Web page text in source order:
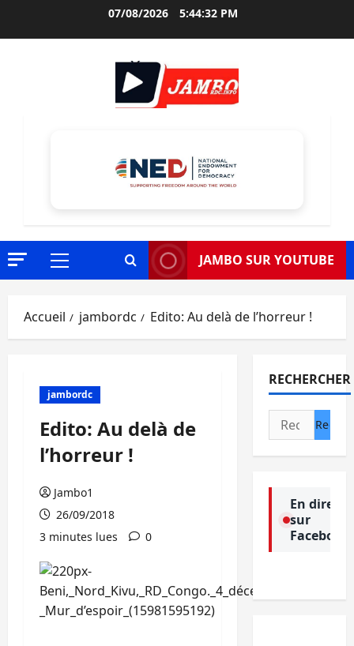
07/08/2026 5:44:33 PM
Menu
JAMBO SUR YOUTUBE
Accueil jambordc Edito: Au delà de l’horreur !
jambordc
Edito: Au delà de
l’horreur !
Jambo1
26/09/2018
3 minutes lues
0
RECHERCHER
Rechercher :
En direct
sur
Facebook